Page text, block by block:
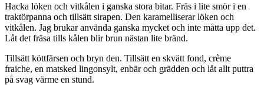
Hacka löken och vitkålen i ganska stora bitar. Fräs i lite smör i en
traktörpanna och tillsätt sirapen. Den karamelliserar löken och
vitkålen. Jag brukar använda ganska mycket och inte måtta upp det.
Låt det fräsa tills kålen blir brun nästan lite bränd.
Tillsätt köttfärsen och bryn den. Tillsätt en skvätt fond, crème
fraiche, en matsked lingonsylt, enbär och grädden och låt allt puttra
på svag värme en stund.